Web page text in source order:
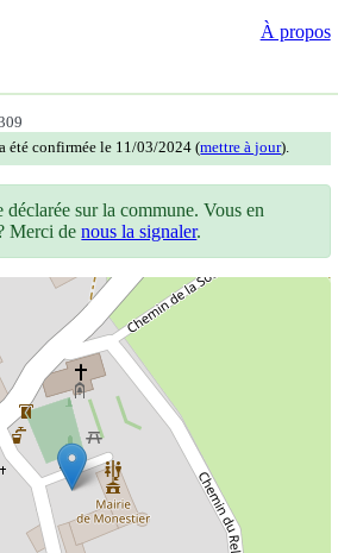
À propos
été confirmée le 11/03/2024 (mettre à jour).
déclarée sur la commune. Vous en
Merci denous la signaler.